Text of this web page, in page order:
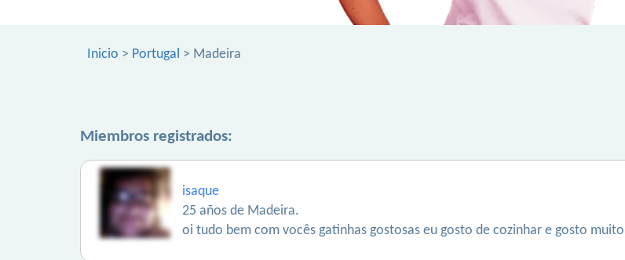
Inicio > Portugal > Madeira
Miembros registrados:
isaque
25 años de Madeira.
oi tudo bem com vocês gatinhas gostosas eu gosto de cozinhar e gosto